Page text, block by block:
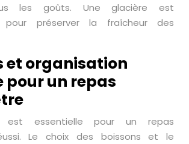
les goûts. Une glacière est
pour préserver la fraîcheur des
et organisation
un repas
est essentielle pour un repas
Le choix des boissons et le